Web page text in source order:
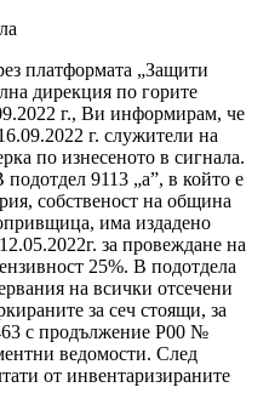
платформата „Защити
дирекция по горите
г., Ви информирам, че
г. служители на
по изнесеното в сигнала.
9113 „а”, в който е
собственост на община
има издадено
за провеждане на
25%. В подотдела
на всички отсечени
за сеч стоящи, за
с продължение Р00 №
ведомости. След
от инвентаризираните